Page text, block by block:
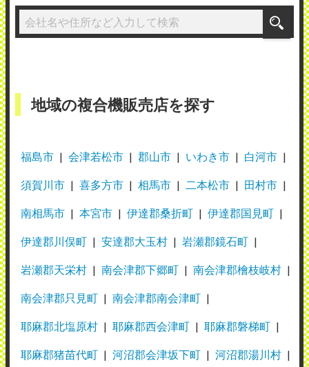
地域の複合機販売店を探す
福島市 会津若松市 郡山市 いわき市 白河市
須賀川市 喜多方市 相馬市 二本松市 田村市
南相馬市 本宮市 伊達郡桑折町 伊達郡国見町
伊達郡川俣町 安達郡大玉村 岩瀬郡鏡石町
岩瀬郡天栄村 南会津郡下郷町 南会津郡檜枝岐村
南会津郡只見町 南会津郡南会津町
耶麻郡北塩原村 耶麻郡西会津町 耶麻郡磐梯町
耶麻郡猪苗代町 河沼郡会津坂下町 河沼郡湯川村